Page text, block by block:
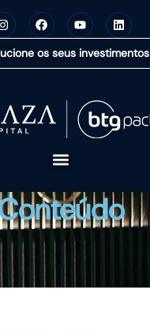
os seus investimentos
A KAZA CAPITAL
SOLUÇÕES
MONTE SUA CARTEIRA
CONTEÚDOS